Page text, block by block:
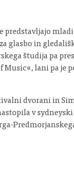
predstavljajo
glasbo in
študija pa
lani pa
dvorani in
v